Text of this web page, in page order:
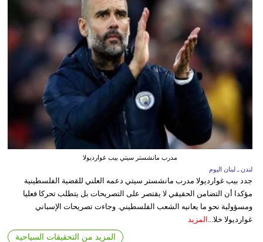
مدرب مانشستر سيتي بيب غوارديولا
لندن ـ لبنان اليوم
جدد بيب غوارديولا مدرب مانشستر سيتي دعمه العلني للقضية الفلسطينية
مؤكدا أن التضامن الحقيقي لا يقتصر على التصريحات بل يتطلب تحركا فعليا
ومسؤولية نحو ما يعانيه الشعب الفلسطيني. وجاءت تصريحات الإسباني
غوارديولا خلا...
المزيد
المزيد من التحقيقات السياحية